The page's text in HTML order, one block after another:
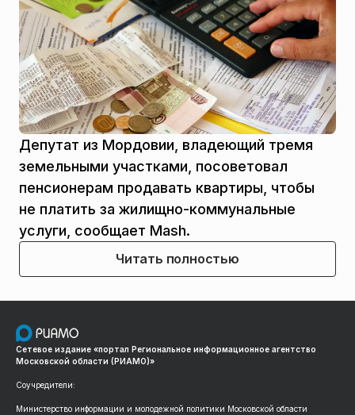
Депутат из Мордовии, владеющий тремя
земельными участками, посоветовал
пенсионерам продавать квартиры, чтобы
не платить за жилищно-коммунальные
услуги, сообщает Mash.
Читать полностью
Сетевое издание «портал Региональное информационное агентство
Московской области (РИАМО)»
Соучредители:
Министерство информации и молодежной политики Московской области